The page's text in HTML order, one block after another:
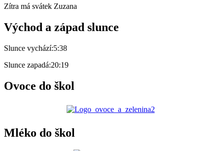
Zítra má svátek Zuzana
Východ a západ slunce
Slunce vychází:5:38
Slunce zapadá:20:19
Ovoce do škol
Mléko do škol